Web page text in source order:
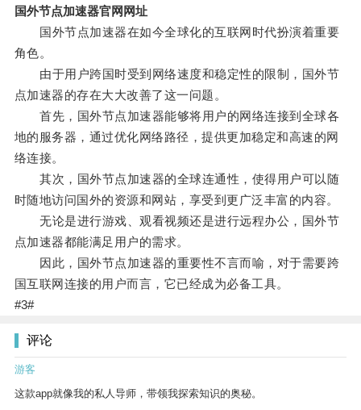
国外节点加速器官网网址
国外节点加速器在如今全球化的互联网时代扮演着重要
角色。
由于用户跨国时受到网络速度和稳定性的限制，国外节
点加速器的存在大大改善了这一问题。
首先，国外节点加速器能够将用户的网络连接到全球各
地的服务器，通过优化网络路径，提供更加稳定和高速的网
络连接。
其次，国外节点加速器的全球连通性，使得用户可以随
时随地访问国外的资源和网站，享受到更广泛丰富的内容。
无论是进行游戏、观看视频还是进行远程办公，国外节
点加速器都能满足用户的需求。
因此，国外节点加速器的重要性不言而喻，对于需要跨
国互联网连接的用户而言，它已经成为必备工具。
#3#
评论
游客
这款app就像我的私人导师，带领我探索知识的奥秘。